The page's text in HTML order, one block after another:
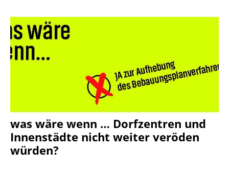
was wäre wenn … Dorfzentren und
Innenstädte nicht weiter veröden
würden?